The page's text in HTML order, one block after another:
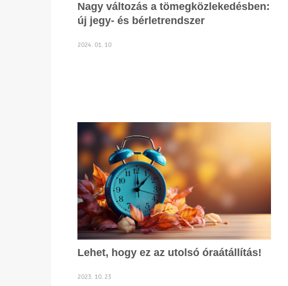
Nagy változás a tömegközlekedésben:
új jegy- és bérletrendszer
2024. 01. 10
Lehet, hogy ez az utolsó óraátállítás!
2023. 10. 23